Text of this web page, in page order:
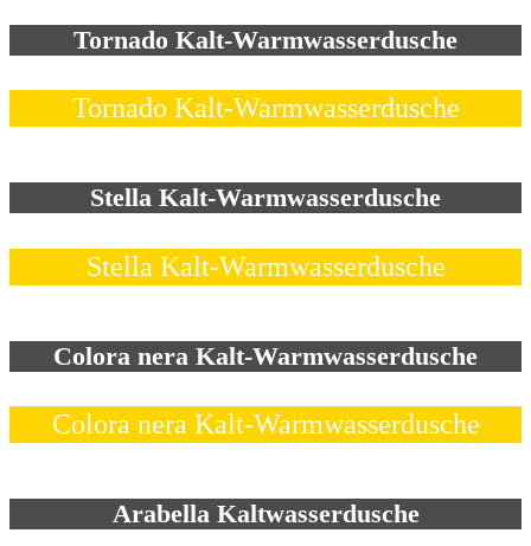
Tornado Kalt-Warmwasserdusche
Tornado Kalt-Warmwasserdusche
Stella Kalt-Warmwasserdusche
Stella Kalt-Warmwasserdusche
Colora nera Kalt-Warmwasserdusche
Colora nera Kalt-Warmwasserdusche
Arabella Kaltwasserdusche